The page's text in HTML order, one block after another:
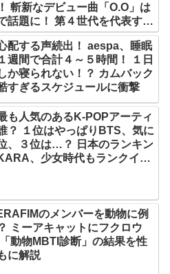
斬新なデビュー曲「O.O」は
話題に！ 第４世代を代表する
ュンをはじめ、全員ビジュア
ーといわれるその魅力をチェ
配する声続出！ aespa、睡眠
週間で合計４～５時間！ １日
か寝られない！？ カムバック
すぎるスケジュールに衝撃
も人気のあるK-POPアーティ
？ １位はやっぱりBTS、気に
、３位は…？ 日本のランキン
、少女時代もランクイ
のメンバーを動物に例
ミーアキャットにフクロウ
動物MBTI診断」の結果を性
に解説